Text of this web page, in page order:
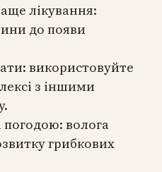
лікування:
до появи
використовуйте
з іншими
погодою: волога
грибкових